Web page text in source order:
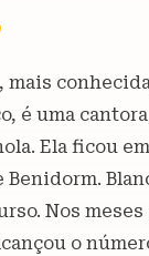
mais
é uma
Ela ficou
Nos meses
o